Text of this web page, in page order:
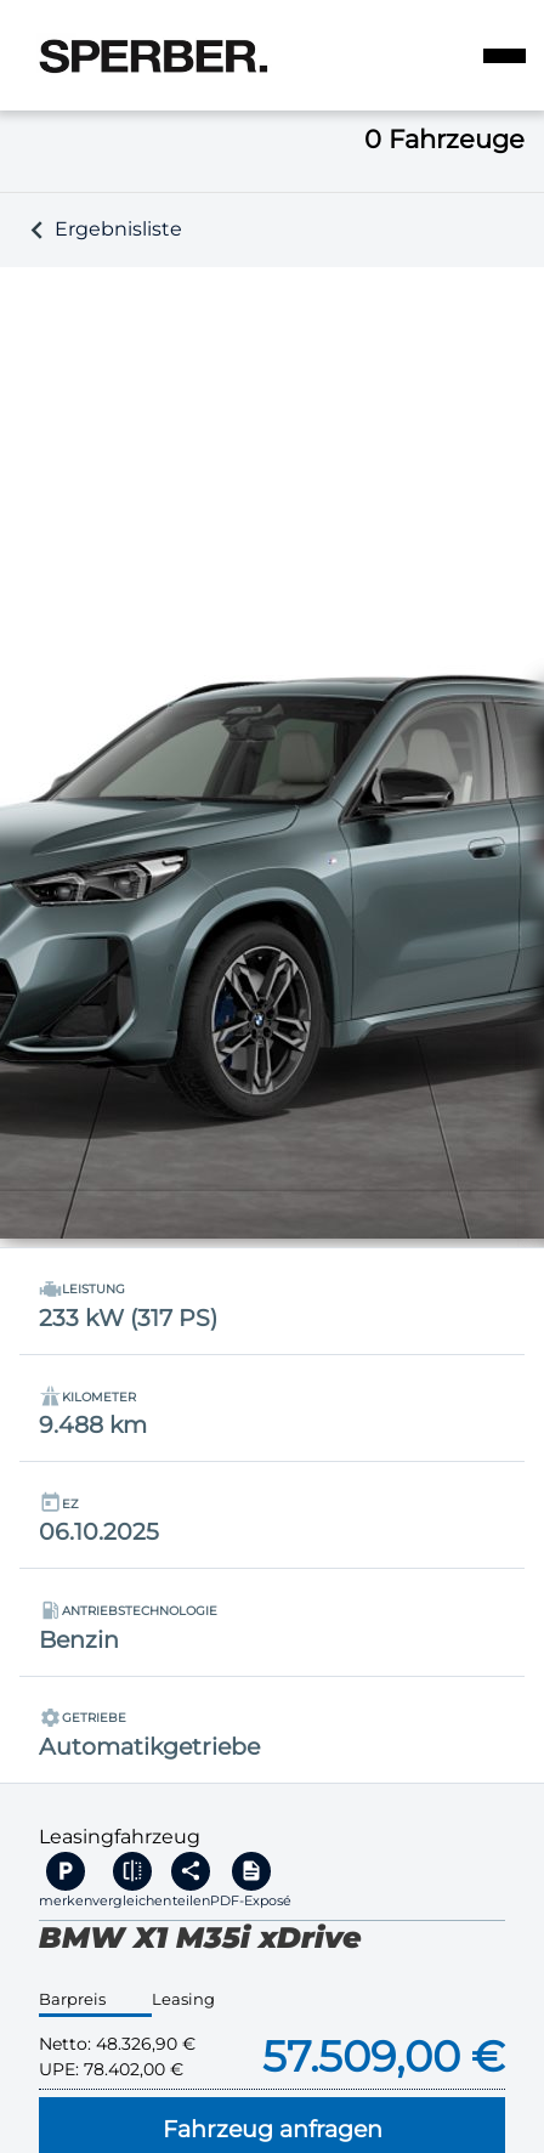
0 Fahrzeuge
Ergebnisliste
LEISTUNG
233 kW (317 PS)
KILOMETER
9.488 km
EZ
06.10.2025
ANTRIEBSTECHNOLOGIE
Benzin
GETRIEBE
Automatikgetriebe
Leasingfahrzeug
merkenvergleichenteilenPDF-Exposé
BMW X1 M35i xDrive
Barpreis Leasing
Netto: 48.326,90 €
UPE: 78.402,00 € 57.509,00 €
Fahrzeug anfragen